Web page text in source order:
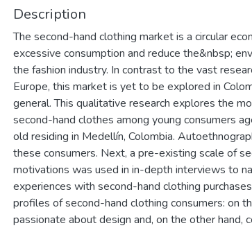
Description
The second-hand clothing market is a circular
excessive consumption and reduce the&nbsp;
the fashion industry. In contrast to the vast
Europe, this market is yet to be explored in
general. This qualitative research explores the
second-hand clothes among young consumers
old residing in Medellín, Colombia.
these consumers. Next, a pre-existing scale of
motivations was used in in-depth interviews to
experiences with second-hand clothing
profiles of second-hand clothing consumers: on
passionate about design and, on the other hand,